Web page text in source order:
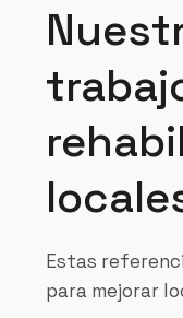
Estas
para mejorar